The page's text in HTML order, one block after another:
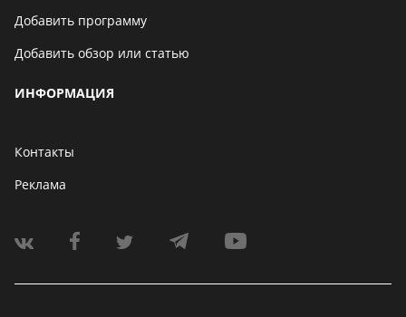
Добавить программу
Добавить обзор или статью
ИНФОРМАЦИЯ
Контакты
Реклама